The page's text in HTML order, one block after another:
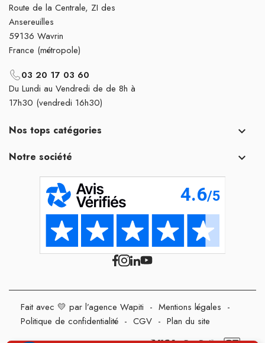
Route de la Centrale, ZI des
Ansereuilles
59136 Wavrin
France (métropole)
03 20 17 03 60
Du Lundi au Vendredi de de 8h à
17h30 (vendredi 16h30)
Nos tops catégories 
Notre société 
Fait avec 💛 par l’agence Wapiti - Mentions légales -
Politique de confidentialité - CGV - Plan du site